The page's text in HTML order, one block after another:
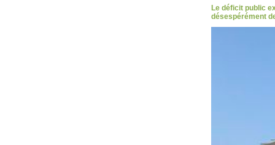
Le déficit public
désespérément